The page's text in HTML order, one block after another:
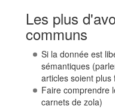
Les plus
communs
Si la donnée est
sémantiques
articles soient
Faire comprendre
carnets de zola)